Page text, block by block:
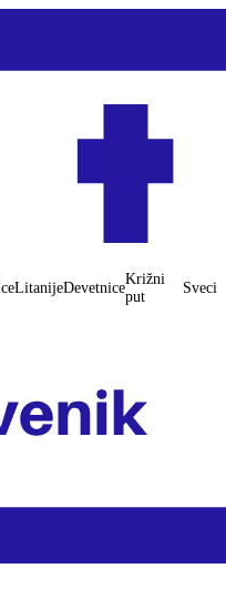
LitanijeDevetnice
Križni
put
Sveci